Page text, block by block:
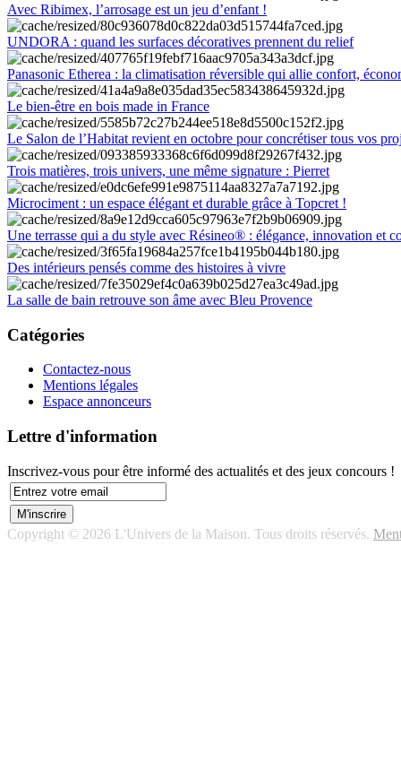
Avec Ribimex, l’arrosage est un jeu d’enfant !
UNDORA : quand les surfaces décoratives prennent du relief
Panasonic Etherea : la climatisation réversible qui allie confort,
Le bien-être en bois made in France
Le Salon de l’Habitat revient en octobre pour concrétiser tous vos
Trois matières, trois univers, une même signature : Pierret
Microciment : un espace élégant et durable grâce à Topcret !
Une terrasse qui a du style avec Résineo® : élégance, innovation et
Des intérieurs pensés comme des histoires à vivre
La salle de bain retrouve son âme avec Bleu Provence
Catégories
Contactez-nous
Mentions légales
Espace annonceurs
Lettre d'information
Inscrivez-vous pour être informé des actualités et des jeux concours !
Copyright © 2026 L'Univers de la Maison. Tous droits réservés.